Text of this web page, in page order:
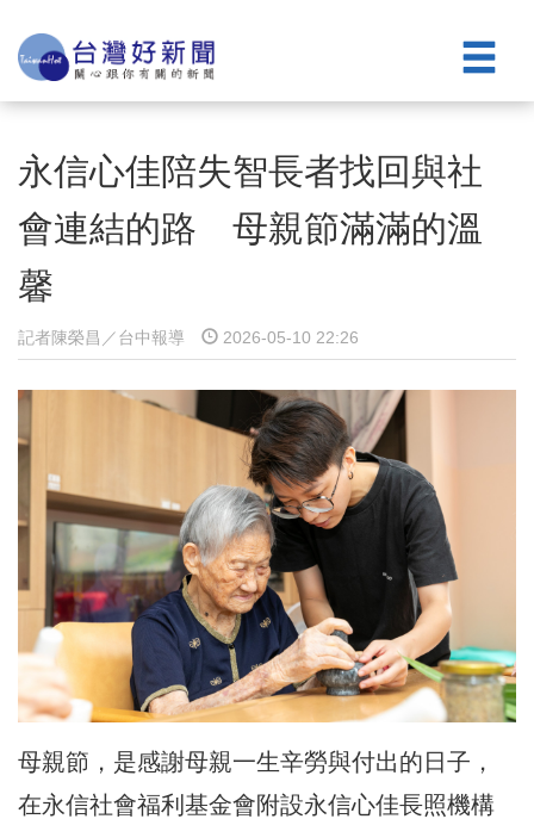
永信心佳陪失智長者找回與社
會連結的路 母親節滿滿的溫
馨
記者陳榮昌／台中報導 2026-05-10 22:26
母親節，是感謝母親一生辛勞與付出的日子，
在永信社會福利基金會附設永信心佳長照機構